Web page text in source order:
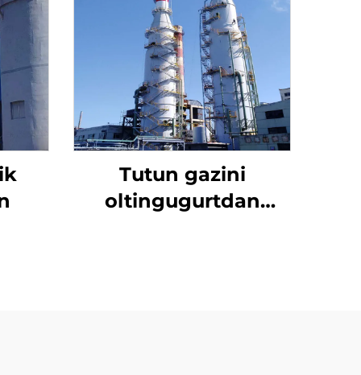
Tutun gazini
oltingugurtdan